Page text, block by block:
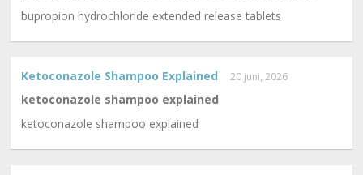
bupropion hydrochloride extended release tablets
Ketoconazole Shampoo Explained 20 juni, 2026
ketoconazole shampoo explained
ketoconazole shampoo explained